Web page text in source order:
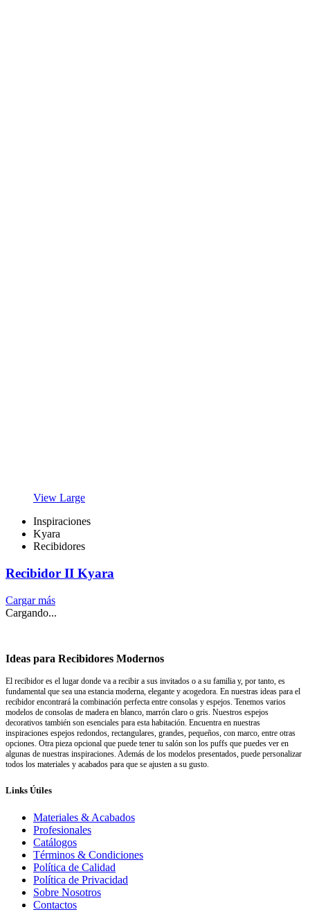
View Large
Inspiraciones
Kyara
Recibidores
Recibidor II Kyara
Cargar más
Cargando...
Ideas para Recibidores Modernos
El recibidor es el lugar donde va a recibir a sus invitados o a su familia y, por tanto, es
fundamental que sea una estancia moderna, elegante y acogedora. En nuestras ideas para el
recibidor encontrará la combinación perfecta entre consolas y espejos. Tenemos varios
modelos de consolas de madera en blanco, marrón claro o gris. Nuestros espejos
decorativos también son esenciales para esta habitación. Encuentra en nuestras
inspiraciones espejos redondos, rectangulares, grandes, pequeños, con marco, entre otras
opciones. Otra pieza opcional que puede tener tu salón son los puffs que puedes ver en
algunas de nuestras inspiraciones. Además de los modelos presentados, puede personalizar
todos los materiales y acabados para que se ajusten a su gusto.
Links Útiles
Materiales & Acabados
Profesionales
Catálogos
Términos & Condiciones
Política de Calidad
Política de Privacidad
Sobre Nosotros
Contactos